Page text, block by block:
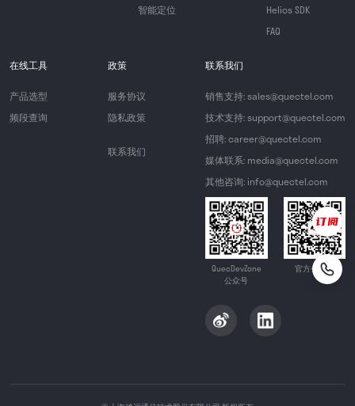
智能定位
Helios SDK
FAQ
在线工具
产品选型
频段查询
政策
服务协议
隐私政策
联系我们
联系我们
销售支持: sales@quectel.com
技术支持: support@quectel.com
招聘: career@quectel.com
媒体联系: media@quectel.com
其他咨询: info@quectel.com
QuecDevZone
公众号
官方公众号